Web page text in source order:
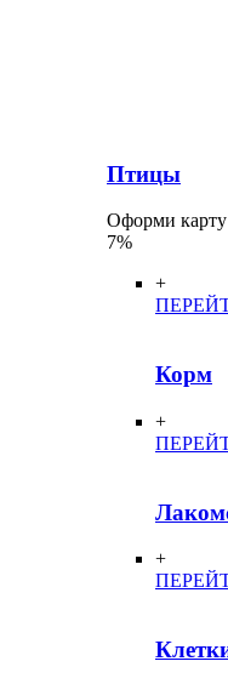
Птицы
Оформи
7%
+
Корм
+
+